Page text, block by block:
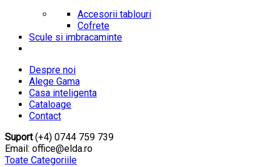
Accesorii tablouri
Cofrete
Scule si imbracaminte
Despre noi
Alege Gama
Casa inteligenta
Cataloage
Contact
Suport(+4) 0744 759 739
Email: office@elda.ro
Toate Categoriile